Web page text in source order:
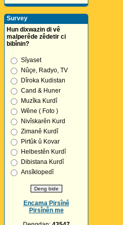
Survey
Hun dixwazin di vê
malperêde zêdetir ci
bibînin?
Sîyaset
Nûçe, Radyo, TV
Dîroka Kudistan
Cand & Huner
Muzîka Kurdî
Wêne ( Foto )
Nivîskarên Kurd
Zimanê Kurdî
Pirtûk û Kovar
Helbestên Kurdî
Dibistana Kurdî
Ansîklopedî
Encama Pirsînê
Pirsînên me